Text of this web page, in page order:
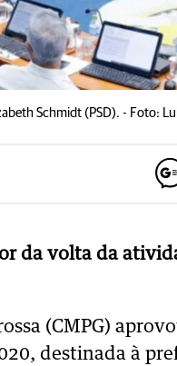
Schmidt (PSD). - Foto:
da volta da
(CMPG)
destinada à